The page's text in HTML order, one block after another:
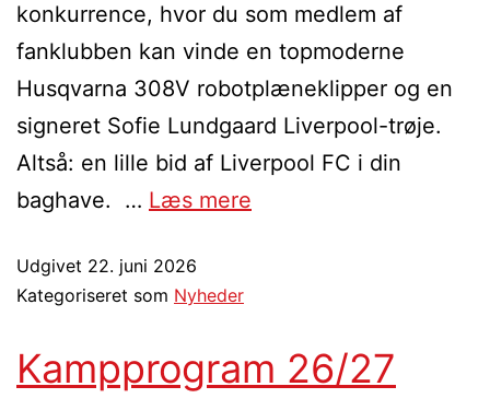
konkurrence, hvor du som medlem af
fanklubben kan vinde en topmoderne
Husqvarna 308V robotplæneklipper og en
signeret Sofie Lundgaard Liverpool-trøje.
Altså: en lille bid af Liverpool FC i din
baghave. … Læs mere
Udgivet 22. juni 2026
Kategoriseret som Nyheder
Kampprogram 26/27